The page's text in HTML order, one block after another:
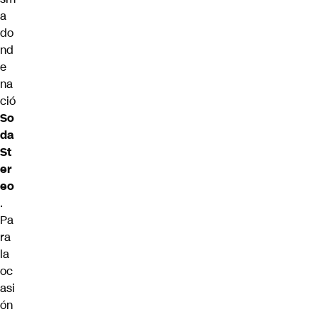
a
do
nd
e
na
ció
So
da
St
er
eo
.
Pa
ra
la
oc
asi
ón